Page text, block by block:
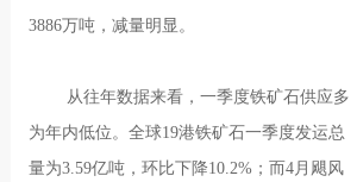
3886万吨，减量明显。
从往年数据来看，一季度铁矿石供应多
为年内低位。全球19港铁矿石一季度发运总
量为3.59亿吨，环比下降10.2%；而4月飓风